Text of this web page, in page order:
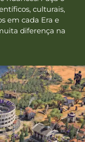
culturais,
em cada Era e
diferença na